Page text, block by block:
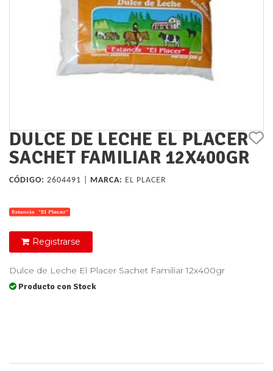
DULCE DE LECHE EL PLACER
SACHET FAMILIAR 12X400GR
CÓDIGO: 2604491 | MARCA: EL PLACER
Registrarse
Dulce de Leche El Placer Sachet Familiar 12x400gr
Producto con Stock